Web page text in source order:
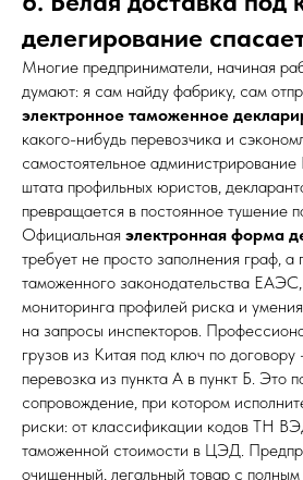
делегирование
Многие предприниматели, начиная
думают: я сам найду фабрику, сам
электронное таможенное
какого-нибудь перевозчика и
самостоятельное
штата профильных юристов,
превращается в постоянное тушение
Официальная электронная форма
требует не просто заполнения граф, а
таможенного законодательства
мониторинга профилей риска и
на запросы инспекторов.
грузов из Китая под ключ по договору
перевозка из пункта А в пункт Б. Это
сопровождение, при котором
риски: от классификации кодов ТН
таможенной стоимости в ЦЭД.
очищенный, легальный товар с